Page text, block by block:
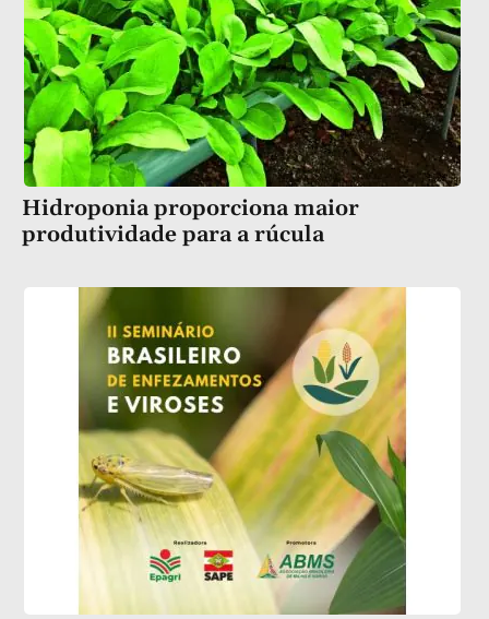
Hidroponia proporciona maior
produtividade para a rúcula